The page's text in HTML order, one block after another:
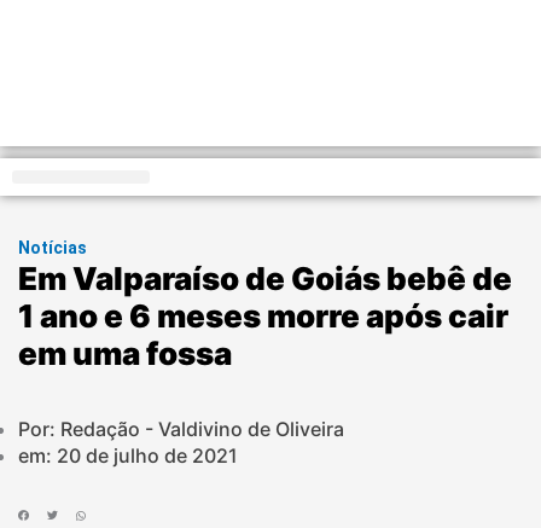
Notícias
Em Valparaíso de Goiás bebê de
1 ano e 6 meses morre após cair
em uma fossa
Por: Redação - Valdivino de Oliveira
em: 20 de julho de 2021